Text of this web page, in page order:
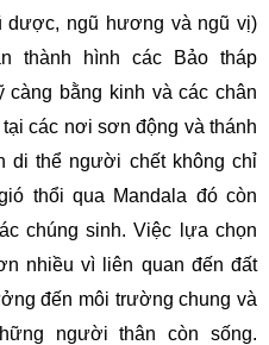
dược, ngũ hương và ngũ vị)
thành hình các Bảo tháp
càng bằng kinh và các chân
các nơi sơn động và thánh
di thể người chết không chỉ
thổi qua Mandala đó còn
chúng sinh. Việc lựa chọn
nhiều vì liên quan đến đất
đến môi trường chung và
người thân còn sống.